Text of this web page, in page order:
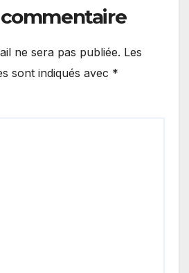
ne sera pas publiée. Les
sont indiqués avec *